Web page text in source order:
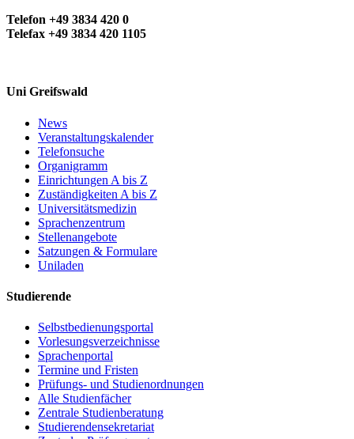
Telefon +49 3834 420 0
Telefax +49 3834 420 1105
Uni Greifswald
News
Veranstaltungskalender
Telefonsuche
Organigramm
Einrichtungen A bis Z
Zuständigkeiten A bis Z
Universitätsmedizin
Sprachenzentrum
Stellenangebote
Satzungen & Formulare
Uniladen
Studierende
Selbstbedienungsportal
Vorlesungsverzeichnisse
Sprachenportal
Termine und Fristen
Prüfungs- und Studienordnungen
Alle Studienfächer
Zentrale Studienberatung
Studierendensekretariat